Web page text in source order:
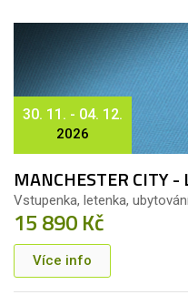
30. 11. - 04. 12.
2026
MANCHESTER CITY -
Vstupenka, letenka,
15 890 Kč
Více info